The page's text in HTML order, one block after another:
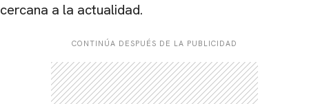
cercana a la actualidad.
CONTINÚA DESPUÉS DE LA PUBLICIDAD